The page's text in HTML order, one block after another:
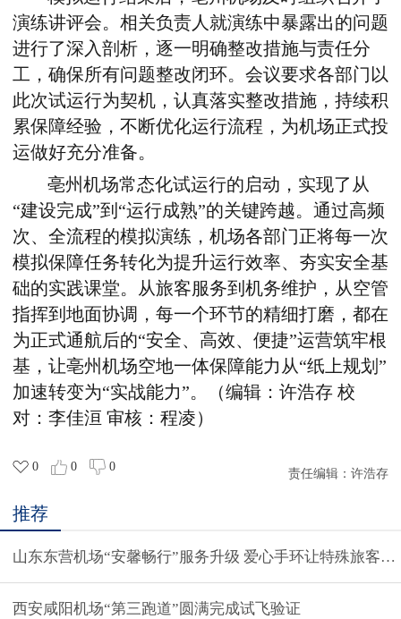
演练讲评会。相关负责人就演练中暴露出的问题
进行了深入剖析，逐一明确整改措施与责任分
工，确保所有问题整改闭环。会议要求各部门以
此次试运行为契机，认真落实整改措施 ， 持续积
累保障经验，不断优化运行流程，为机场正式投
运做好充分准备。
亳州机场常态化试运行的启动，实现了 从
“建设完成”到“运行成熟”的关键跨越。通过高频
次、全流程的模拟演练，机场各部门正将每一次
模拟保障任务转化为提升运行效率、夯实安全基
础的实践课堂。从旅客服务到机务维护，从空管
指挥到地面协调，每一个环节的精细打磨，都在
为正式通航后的“安全、高效、便捷”运营筑牢根
基 ， 让亳州机场空地一体保障能力从“纸上规划”
加速转变为“实战能力”。（编辑：许浩存 校
对：李佳洹 审核：程凌）
0 0 0
责任编辑： 许浩存
推荐
山东东营机场“安馨畅行”服务升级 爱心手环让特殊旅客安
西安咸阳机场“第三跑道”圆满完成试飞验证